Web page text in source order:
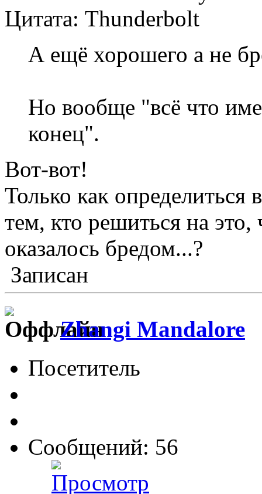
Цитата: Thunderbolt
А ещё хорошего а не
Но вообще "всё что
конец".
Вот-вот!
Только как определиться
тем, кто решиться на
оказалось бредом...?
Записан
Zhangi Mandalore
Посетитель
Сообщений: 56